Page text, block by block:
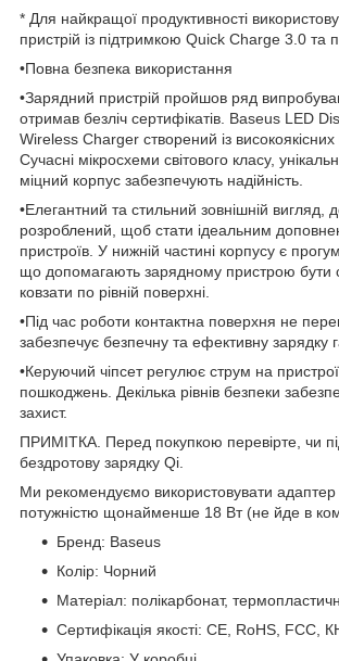
* Для найкращої продуктивності
пристрій із підтримкою Quick Charge 3.0 та
•Повна безпека використання
•Зарядний пристрій пройшов ряд
отримав безліч сертифікатів. Baseus LED
Wireless Charger створений із високоякісних
Сучасні мікросхеми світового класу,
міцний корпус забезпечують надійність.
•Елегантний та стильний зовнішній вигляд,
розроблений, щоб стати ідеальним
пристроїв. У нижній частині корпусу є
що допомагають зарядному пристрою бути
ковзати по рівній поверхні.
•Під час роботи контактна поверхня не
забезпечує безпечну та ефективну зарядку
•Керуючий чіпсет регулює струм на
пошкоджень. Декілька рівнів безпеки
захист.
ПРИМІТКА. Перед покупкою перевірте, чи
бездротову зарядку Qi.
Ми рекомендуємо використовувати
потужністю щонайменше 18 Вт (не йде в
Бренд: Baseus
Колір: Чорний
Матеріал: полікарбонат,
Сертифікація якості: CE, RoHS, FCC,